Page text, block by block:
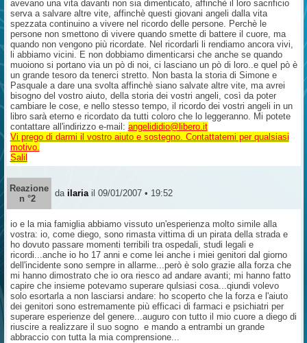
avevano una vita davanti non sia dimenticato, affinchè il loro sacrificio
serva a salvare altre vite, affinchè questi giovani angeli dalla vita
spezzata continuino a vivere nel ricordo delle persone. Perchè le
persone non smettono di vivere quando smette di battere il cuore, ma
quando non vengono più ricordate. Nel ricordarli li rendiamo ancora vivi,
li abbiamo vicini. E non dobbiamo dimenticarsi che anche se quando
muoiono si portano via un pò di noi, ci lasciano un pò di loro..e quel pò è
un grande tesoro da tenerci stretto. Non basta la storia di Simone e
Pasquale a dare una svolta affinchè siano salvate altre vite, ma avrei
bisogno del vostro aiuto, della storia dei vostri angeli, così da poter
cambiare le cose, e nello stesso tempo, il ricordo dei vostri angeli in un
libro sarà eterno e ricordato da tutti coloro che lo leggeranno. Mi potete
contattare all'indirizzo e-mail: angelididio@libero.it
Vi prego di darmi il vostro aiuto e sostegno. Contattatemi per qualsiasi
motivo.
Salil
Reazione
n °2
da ilaria il 09/01/2007 • 19:52
io e la mia famiglia abbiamo vissuto un'esperienza molto simile alla
vostra: io, come diego, sono rimasta vittima di un pirata della strada e
ho dovuto passare momenti terribili tra ospedali, studi legali e
ricordi...anche io ho 17 anni e come lei anche i miei genitori dal giorno
dell'incidente sono sempre in allarme...però è solo grazie alla forza che
mi hanno dimostrato che io ora riesco ad andare avanti; mi hanno fatto
capire che insieme potevamo superare qulsiasi cosa...qiundi volevo
solo esortarla a non lasciarsi andare: ho scoperto che la forza e l'aiuto
dei genitori sono estremamente più efficaci di farmaci e psichiatri per
superare esperienze del genere...auguro con tutto il mio cuore a diego di
riuscire a realizzare il suo sogno e mando a entrambi un grande
abbraccio con tutta la mia comprensione...